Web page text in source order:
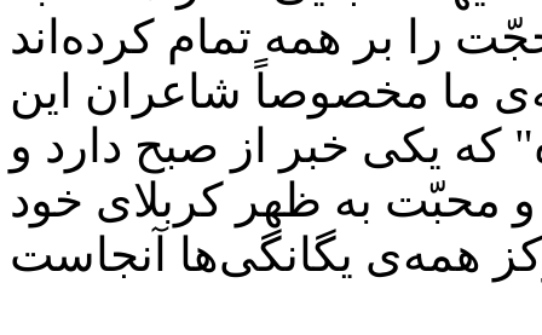
ما مخصوصاً شاعران این
که یکی خبر از صبح دارد و
محبّت به ظهر کربلای خود